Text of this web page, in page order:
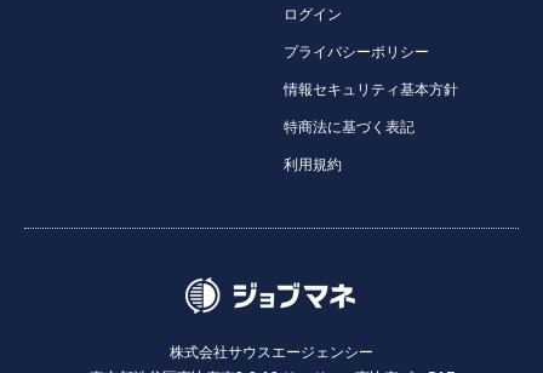
ログイン
プライバシーポリシー
情報セキュリティ基本方針
特商法に基づく表記
利用規約
株式会社サウスエージェンシー